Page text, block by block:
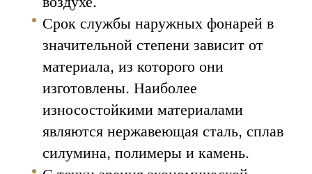
Срок службы наружных фонарей в
значительной степени зависит от
материала, из которого они
изготовлены. Наиболее
износостойкими материалами
являются нержавеющая сталь, сплав
силумина, полимеры и камень.